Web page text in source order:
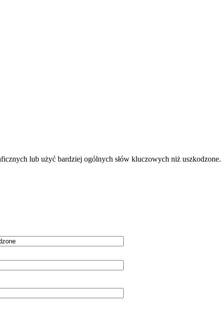
lub użyć bardziej ogólnych słów kluczowych niż uszkodzone.